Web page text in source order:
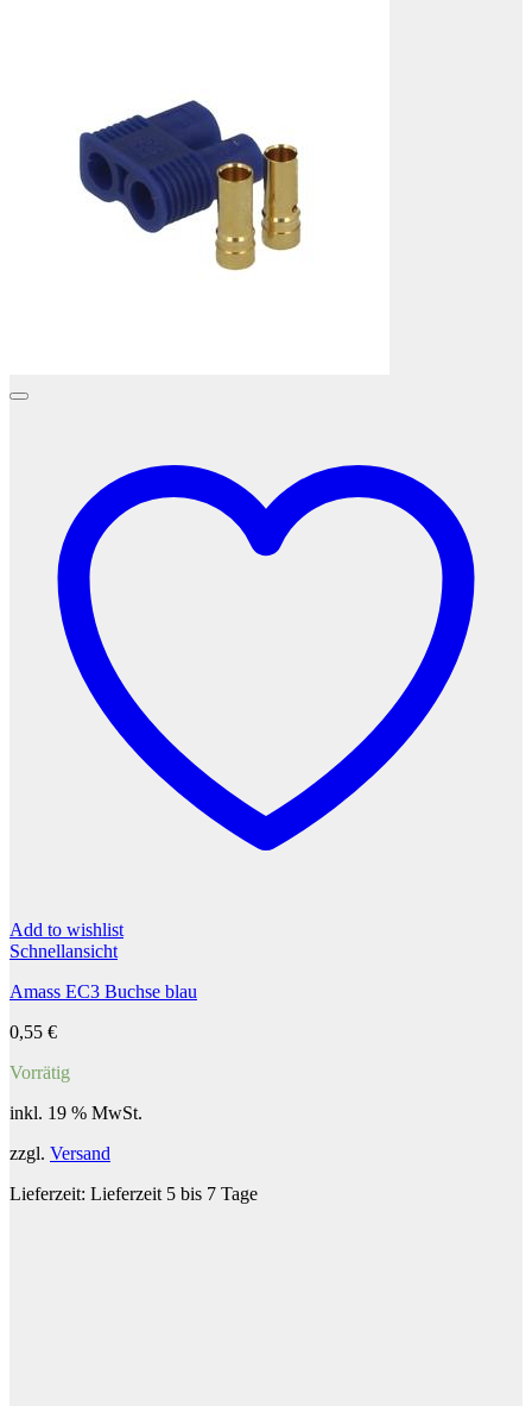
Add to wishlist
Schnellansicht
Amass EC3 Buchse blau
0,55 €
Vorrätig
inkl. 19 % MwSt.
zzgl. Versand
Lieferzeit: Lieferzeit 5 bis 7 Tage